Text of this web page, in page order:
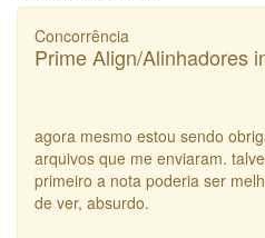
Concorrência
Prime Align/Alinhadores
agora mesmo estou sendo
arquivos que me enviaram.
primeiro a nota poderia ser
de ver, absurdo.